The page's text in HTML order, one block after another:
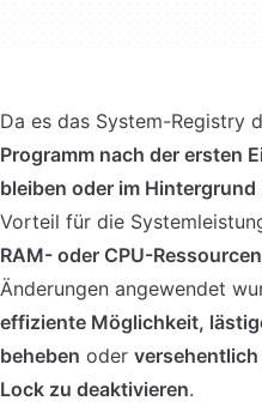
Da es das System-Registry
Programm nach der ersten
bleiben oder im Hintergrund
Vorteil für die
RAM- oder CPU-
Änderungen angewendet
effiziente Möglichkeit,
beheben oder
Lock zu deaktivieren.